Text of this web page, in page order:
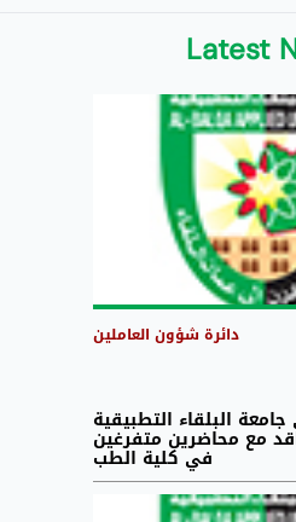
Latest
دائرة شؤون العاملين
البلقاء التطبيقية
مع محاضرين متفرغين
في كلية الطب